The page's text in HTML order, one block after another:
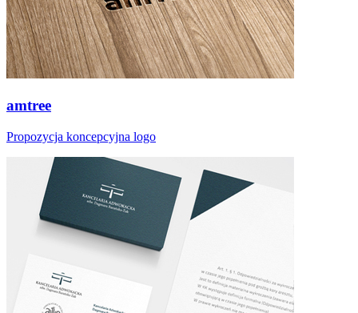
amtree
Propozycja koncepcyjna logo